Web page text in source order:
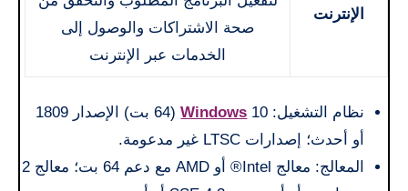
الإنترنت
صحة الاشتراكات والوصول إلى
الخدمات عبر الإنترنت
نظام التشغيل: Windows
10 (64 بت) الإصدار 1809
أو أحدث؛ إصدارات LTSC غير مدعومة.
المعالج: معالج Intel® أو AMD مع دعم 64 بت؛ معالج 2